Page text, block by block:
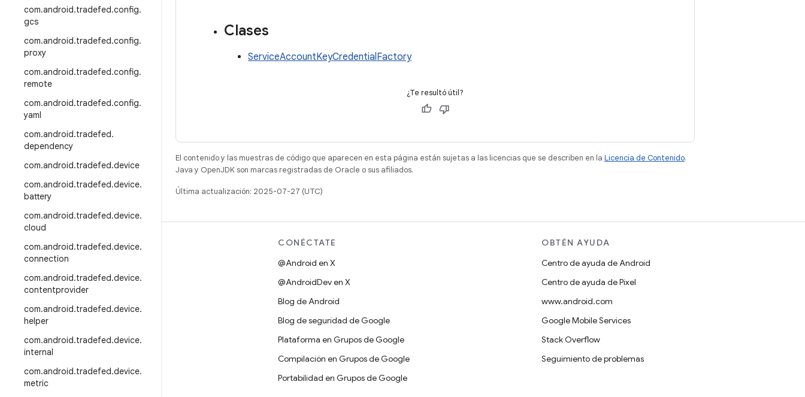
com.android.tradefed.config.
gcs
com.android.tradefed.config.
proxy
com.android.tradefed.config.
remote
com.android.tradefed.config.
yaml
com.android.tradefed.
dependency
com.android.tradefed.device
com.android.tradefed.device.
battery
com.android.tradefed.device.
cloud
com.android.tradefed.device.
connection
com.android.tradefed.device.
contentprovider
com.android.tradefed.device.
helper
com.android.tradefed.device.
internal
com.android.tradefed.device.
metric
Clases
ServiceAccountKeyCredentialFactory
¿Te resultó útil?
El contenido y las muestras de código que aparecen en esta página están sujetas a las licencias que se describen en la Licencia de Contenido.
Java y OpenJDK son marcas registradas de Oracle o sus afiliados.
Última actualización: 2025-07-27 (UTC)
COMPILACIÓN
Repositorio de Android
Requisitos
Vista previa de los objetos binarios
Imágenes de fábrica
Objetos binarios del controlador
CONÉCTATE
@Android en X
@AndroidDev en X
Blog de Android
Blog de seguridad de Google
Plataforma en Grupos de Google
Compilación en Grupos de Google
Portabilidad en Grupos de Google
OBTÉN AYUDA
Centro de ayuda de Android
Centro de ayuda de Pixel
www.android.com
Google Mobile Services
Stack Overflow
Seguimiento de problemas